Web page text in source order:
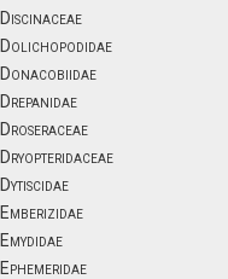
Discinaceae
Dolichopodidae
Donacobiidae
Drepanidae
Droseraceae
Dryopteridaceae
Dytiscidae
Emberizidae
Emydidae
Ephemeridae